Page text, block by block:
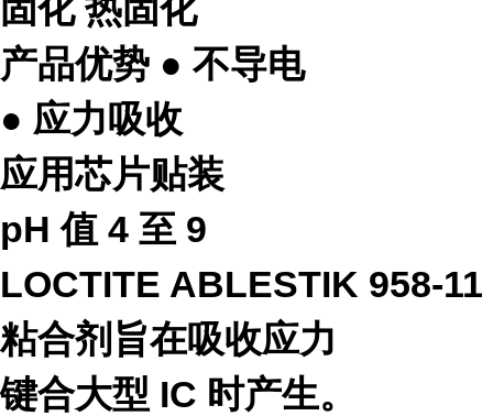
固化 热固化
产品优势 ● 不导电
● 应力吸收
应用芯片贴装
pH 值 4 至 9
LOCTITE ABLESTIK 958-11
粘合剂旨在吸收应力
键合大型 IC 时产生。